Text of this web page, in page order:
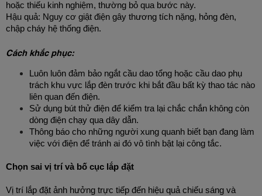
hoặc thiếu kinh nghiệm, thường bỏ qua bước này.
Hậu quả: Nguy cơ giật điện gây thương tích nặng, hỏng đèn,
chập cháy hệ thống điện.
Cách khắc phục:
Luôn luôn đảm bảo ngắt cầu dao tổng hoặc cầu dao phụ
trách khu vực lắp đèn trước khi bắt đầu bất kỳ thao tác nào
liên quan đến điện.
Sử dụng bút thử điện để kiểm tra lại chắc chắn không còn
dòng điện chạy qua dây dẫn.
Thông báo cho những người xung quanh biết bạn đang làm
việc với điện để tránh ai đó vô tình bật lại công tắc.
Chọn sai vị trí và bố cục lắp đặt
Vị trí lắp đặt ảnh hưởng trực tiếp đến hiệu quả chiếu sáng và